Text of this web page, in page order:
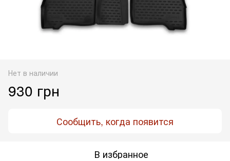
Нет в наличии
930 грн
Сообщить, когда появится
В избранное